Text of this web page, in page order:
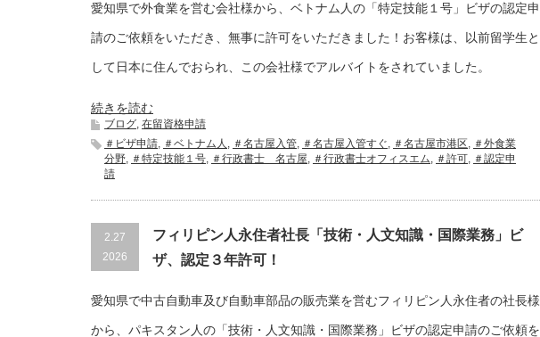
愛知県で外食業を営む会社様から、ベトナム人の「特定技能１号」ビザの認定申
請のご依頼をいただき、無事に許可をいただきました！お客様は、以前留学生と
して日本に住んでおられ、この会社様でアルバイトをされていました。
続きを読む
ブログ, 在留資格申請
＃ビザ申請, ＃ベトナム人 , ＃名古屋入管, ＃名古屋入管すぐ, ＃名古屋市港区, ＃外食業
分野, ＃特定技能１号, ＃行政書士 名古屋, ＃行政書士オフィスエム, ＃許可, ＃認定申
請
2.27
2026
フィリピン人永住者社長「技術・人文知識・国際業務」ビ
ザ、認定３年許可！
愛知県で中古自動車及び自動車部品の販売業を営むフィリピン人永住者の社長様
から、パキスタン人の「技術・人文知識・国際業務」ビザの認定申請のご依頼を